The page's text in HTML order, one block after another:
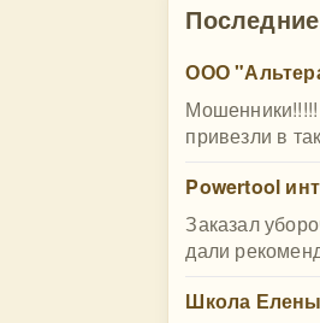
ООО
Мошенники!!!!!
привезли в
Powertool
Заказал
дали
Школа